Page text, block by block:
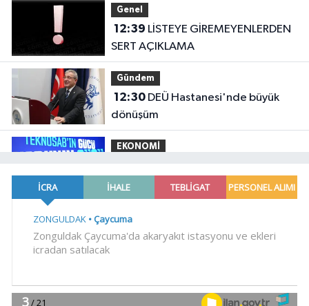
Genel
12:39
SERT AÇIKLAMA
Gündem
12:30DEÜ Hastanesi'nde büyük
dönüşüm
EKONOMİ
açık ara önde! Dev lansmanda neler
oldu?
12:15 Kütahya Belediyesi sahada